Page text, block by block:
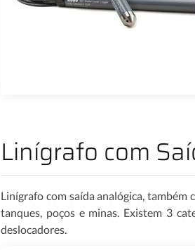
Linígrafo com
Linígrafo com saída analógica,
tanques, poços e minas. Existem 3
deslocadores.